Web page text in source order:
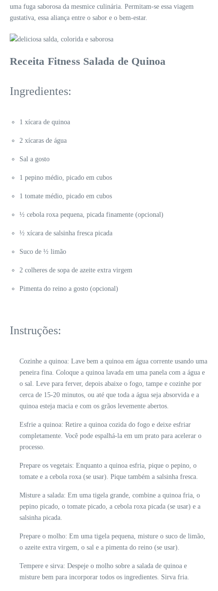
uma fuga saborosa da mesmice culinária. Permitam-se essa viagem
gustativa, essa aliança entre o sabor e o bem-estar.
Receita Fitness Salada de Quinoa
Ingredientes:
1 xícara de quinoa
2 xícaras de água
Sal a gosto
1 pepino médio, picado em cubos
1 tomate médio, picado em cubos
½ cebola roxa pequena, picada finamente (opcional)
½ xícara de salsinha fresca picada
Suco de ½ limão
2 colheres de sopa de azeite extra virgem
Pimenta do reino a gosto (opcional)
Instruções:
Cozinhe a quinoa: Lave bem a quinoa em água corrente usando uma
peneira fina. Coloque a quinoa lavada em uma panela com a água e
o sal. Leve para ferver, depois abaixe o fogo, tampe e cozinhe por
cerca de 15-20 minutos, ou até que toda a água seja absorvida e a
quinoa esteja macia e com os grãos levemente abertos.
Esfrie a quinoa: Retire a quinoa cozida do fogo e deixe esfriar
completamente. Você pode espalhá-la em um prato para acelerar o
processo.
Prepare os vegetais: Enquanto a quinoa esfria, pique o pepino, o
tomate e a cebola roxa (se usar). Pique também a salsinha fresca.
Misture a salada: Em uma tigela grande, combine a quinoa fria, o
pepino picado, o tomate picado, a cebola roxa picada (se usar) e a
salsinha picada.
Prepare o molho: Em uma tigela pequena, misture o suco de limão,
o azeite extra virgem, o sal e a pimenta do reino (se usar).
Tempere e sirva: Despeje o molho sobre a salada de quinoa e
misture bem para incorporar todos os ingredientes. Sirva fria.